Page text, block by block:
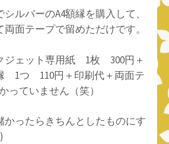
ルバーのA4額縁を購入して、
面テープで留めただけです。
ジェット専用紙 1枚 300円＋
1つ 110円＋印刷代＋両面テ
っていません（笑）
かったらきちんとしたものにす